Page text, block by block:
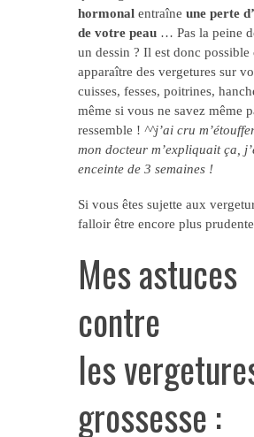
hormonalentraîne une perte
de votre peau… Pas la peine
un dessin ? Il est donc possible
apparaître des vergetures sur
cuisses, fesses, poitrines,
même si vous ne savez même
ressemble ! ^^j’ai cru
mon docteur m’expliquait ça,
enceinte de 3 semaines !
Si vous êtes sujette aux
falloir être encore plus
Mes astuces
contre
les
grossesse :